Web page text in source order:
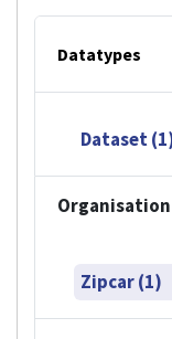
Datatypes
Dataset
Organisation
Zipcar (1)